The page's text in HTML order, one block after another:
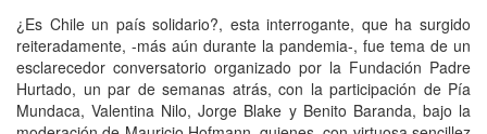
¿Es Chile un país solidario?, esta interrogante, que ha surgido
reiteradamente, -más aún durante la pandemia-, fue tema de un
esclarecedor conversatorio organizado por la Fundación Padre
Hurtado, un par de semanas atrás, con la participación de Pía
Mundaca, Valentina Nilo, Jorge Blake y Benito Baranda, bajo la